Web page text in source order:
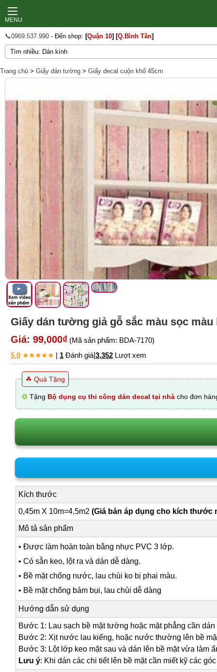
MENU
📞0969.537.990 - Đến shop: [Quận 10] [Q.Bình Tân]
Trang chủ > Giấy dán tường > Giấy decal cuộn khổ 45cm
Giấy dán tường giả gỗ sắc màu sọc
Giá: 99,000₫ (Mã sản phẩm: BDA-7170)
5.0 ★★★★★ | 1 Đánh giá 3,352 Lượt xem
☘ Quà Tặng
❂ Tặng Bộ dụng cụ thi công dán decal tại nhà cho đơn
Kích thước
0,45m X 10m=4,5m2 (Giá bán áp dụng cho kích thước
Mô tả sản phẩm
• Được làm hoàn toàn bằng nhực PVC 3 lớp.
• Có sẵn keo, lột ra và dán dễ dàng.
• Bề mặt chống nước, lau chùi ko bị phai màu.
• Bề mặt chống bám bụi, lau chùi dễ dàng
Hướng dẫn sử dụng
Bước 1: Lau sạch bề mặt tường hoặc mặt phẳng cần dán
Bước 2: Xịt nước lau kiếng, hoặc nước thường lên bề
Bước 3: Lột lớp keo mặt sau và dán lên bề mặt vừa làm
Lưu ý: Khi dán các chi tiết lên bề mặt cần miết kỹ các